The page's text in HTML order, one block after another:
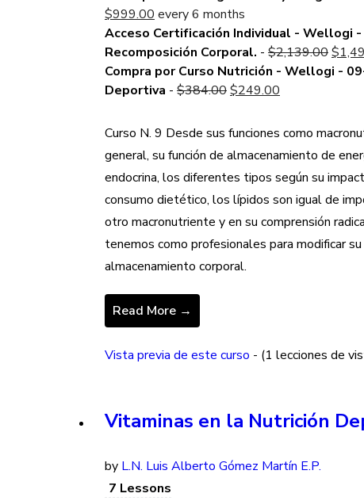
is:
$549.00.
$999.00 Current
price
is:
$999.00.
every 6 months
Acceso Certificación Individual - Wellogi
Recomposición Corporal. - $2,139.00
price
$
Compra por Curso Nutrición - Wellogi -
Deportiva - $384.00Original
was:
$384.00.
$249.00
is:
$249.00.
Curso N. 9 Desde sus funciones como
general, su función de almacenamiento de
endocrina, los diferentes tipos según su
consumo dietético, los lípidos son igual de
otro macronutriente y en su comprensión
tenemos como profesionales para modificar
almacenamiento corporal.
Read More →
Vista previa de este curso - (1 lecciones de
Vitaminas en la Nutrición
by L.N. Luis Alberto Gómez Martín E.P.
7 Lessons